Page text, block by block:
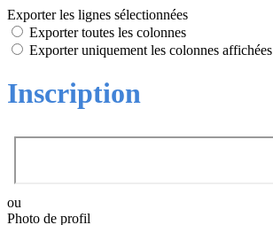
Exporter les lignes sélectionnées
Exporter toutes les colonnes
Exporter uniquement les colonnes affichées
Inscription
ou
Photo de profil